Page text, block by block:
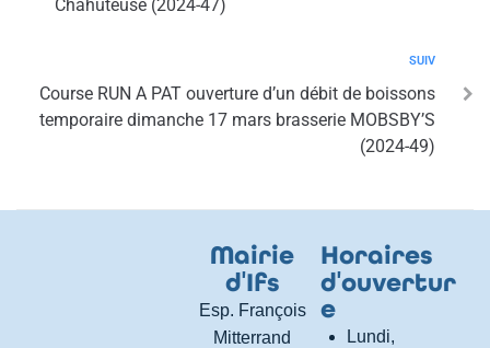
Chahuteuse (2024-47)
SUIV
Course RUN A PAT ouverture d’un débit de boissons
temporaire dimanche 17 mars brasserie MOBSBY’S
(2024-49)
Mairie
d'Ifs
Esp. François
Mitterrand
Horaires
d'ouvertur
e
Lundi,